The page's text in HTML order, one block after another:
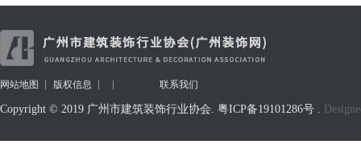
网站地图 版权信息 联系我们
Copyright © 2019 广州市建筑装饰行业协会. 粤ICP备19101286号